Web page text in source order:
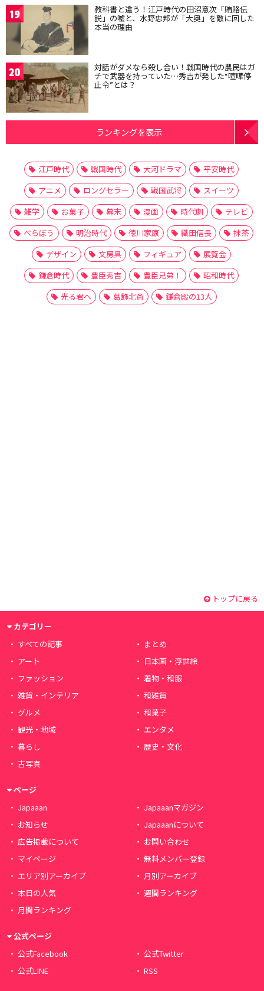
19 教科書と違う！江戸時代の田沼意次「賄賂伝
説」の嘘と、水野忠邦が「大奥」を敵に回した
本当の理由
20 対話がダメなら殺し合い！戦国時代の農民はガ
チで武器を持っていた…秀吉が発した“喧嘩停
止令”とは？
ランキングを表示
江戸時代 戦国時代 大河ドラマ
平安時代
アニメ
ロングセラー 戦国武将
スイーツ
雑学
お菓子 幕末 漫画 時代劇
テレビ
べらぼう
明治時代 徳川家康 織田信長
抹茶
デザイン
文房具 フィギュア
展覧会
鎌倉時代
豊臣秀吉 豊臣兄弟！
昭和時代
光る君へ
葛飾北斎 鎌倉殿の13人
トップに戻る
カテゴリー
すべての記事
まとめ
アート
日本画・浮世絵
ファッション
着物・和服
雑貨・インテリア
和雑貨
グルメ
和菓子
観光・地域
エンタメ
暮らし
歴史・文化
古写真
ページ
Japaaan
Japaaanマガジン
お知らせ
Japaaanについて
広告掲載について
お問い合わせ
マイページ
無料メンバー登録
エリア別アーカイブ
月別アーカイブ
本日の人気
週間ランキング
月間ランキング
公式ページ
公式Facebook
公式Twitter
公式LINE
RSS